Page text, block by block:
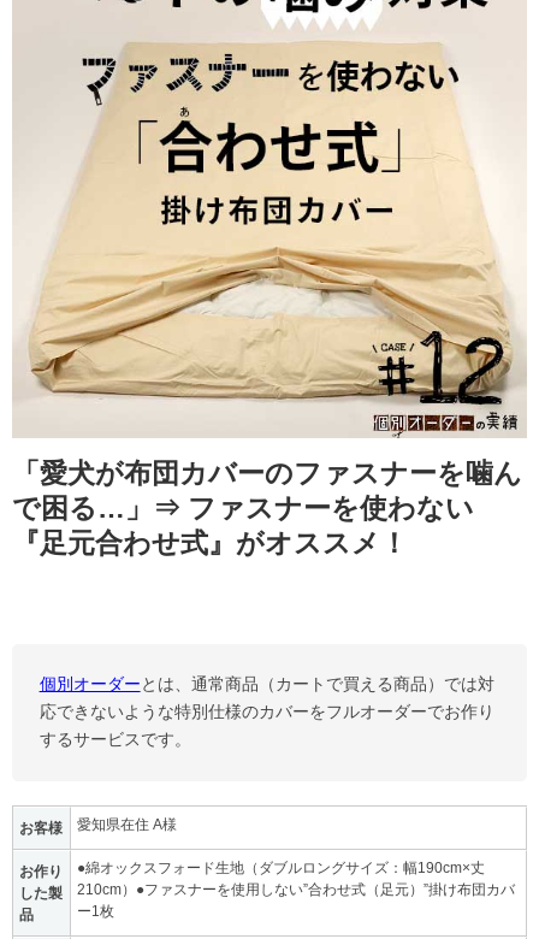
「愛犬が布団カバーのファスナーを噛ん
で困る…」⇒ ファスナーを使わない
『足元合わせ式』がオススメ！
個別オーダーとは、通常商品（カートで買える商品）では対
応できないような特別仕様のカバーをフルオーダーでお作り
するサービスです。
お客様 愛知県在住 A様
お作り
した製
品
●綿オックスフォード生地（ダブルロングサイズ：幅190cm×丈
210cm）●ファスナーを使用しない”合わせ式（足元）”掛け布団カバ
ー1枚